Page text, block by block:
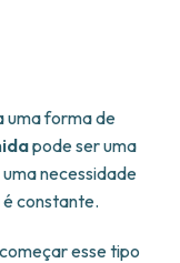
uma forma de
pode ser uma
necessidade
constante.
esse tipo